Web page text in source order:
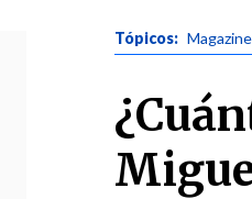
Tópicos: Magazine